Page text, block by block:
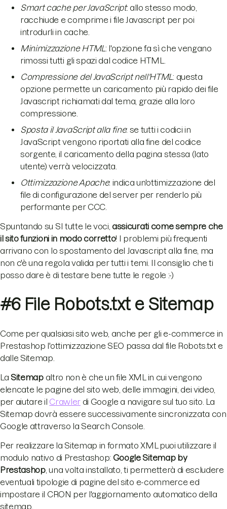
Smart cache per JavaScript: allo stesso modo,
racchiude e comprime i file Javascript per poi
introdurli in cache.
Minimizzazione HTML: l'opzione fa sì che vengano
rimossi tutti gli spazi dal codice HTML.
Compressione del JavaScript nell'HTML: questa
opzione permette un caricamento più rapido dei file
Javascript richiamati dal tema, grazie alla loro
compressione.
Sposta il JavaScript alla fine: se tutti i codici in
JavaScript vengono riportati alla fine del codice
sorgente, il caricamento della pagina stessa (lato
utente) verrà velocizzata.
Ottimizzazione Apache: indica un'ottimizzazione del
file di configurazione del server per renderlo più
performante per CCC.
Spuntando su SI tutte le voci, assicurati come sempre che
il sito funzioni in modo corretto! I problemi più frequenti
arrivano con lo spostamento del Javascript alla fine, ma
non c'è una regola valida per tutti i temi. Il consiglio che ti
posso dare è di testare bene tutte le regole :-)
#6 File Robots.txt e Sitemap
Come per qualsiasi sito web, anche per gli e-commerce in
Prestashop l'ottimizzazione SEO passa dal file Robots.txt e
dalle Sitemap.
La Sitemap altro non è che un file XML in cui vengono
elencate le pagine del sito web, delle immagini, dei video,
per aiutare il Crawlerdi Google a navigare sul tuo sito. La
Sitemap dovrà essere successivamente sincronizzata con
Google attraverso la Search Console.
Per realizzare la Sitemap in formato XML puoi utilizzare il
modulo nativo di Prestashop: Google Sitemap by
Prestashop, una volta installato, ti permetterà di escludere
eventuali tipologie di pagine del sito e-commerce ed
impostare il CRON per l'aggiornamento automatico della
sitemap.